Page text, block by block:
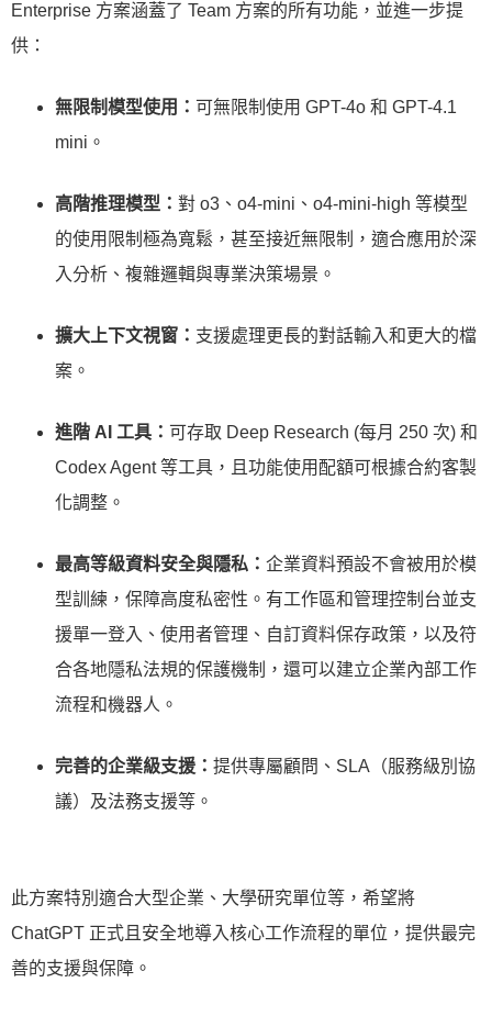
Enterprise 方案涵蓋了 Team 方案的所有功能，並進一步提
供：
無限制模型使用： 可無限制使用 GPT-4o 和 GPT-4.1
mini。
高階推理模型： 對 o3、o4-mini、o4-mini-high 等模型
的使用限制極為寬鬆，甚至接近無限制，適合應用於深
入分析、複雜邏輯與專業決策場景。
擴大上下文視窗： 支援處理更長的對話輸入和更大的檔
案。
進階 AI 工具： 可存取 Deep Research (每月 250 次) 和
Codex Agent 等工具，且功能使用配額可根據合約客製
化調整。
最高等級資料安全與隱私： 企業資料預設不會被用於模
型訓練，保障高度私密性。有工作區和管理控制台並支
援單一登入、使用者管理、自訂資料保存政策，以及符
合各地隱私法規的保護機制，還可以建立企業內部工作
流程和機器人。
完善的企業級支援： 提供專屬顧問、SLA（服務級別協
議）及法務支援等。
此方案特別適合大型企業、大學研究單位等，希望將
ChatGPT 正式且安全地導入核心工作流程的單位，提供最完
善的支援與保障。